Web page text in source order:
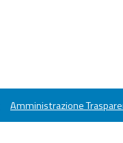
Amministrazione